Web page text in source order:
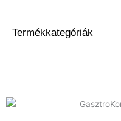
Termékkategóriák